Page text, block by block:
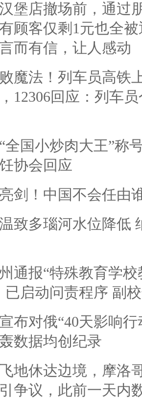
堡店撤场前，通过
顾客仅剩1元也全
而有信，让人感动
魔法！列车员高铁
12306回应：列车
全国小炒肉大王”称
协会回应
剑！中国不会任由
致多瑙河水位降低
通报“特殊教育学
已启动问责程序 副
布对俄“40天影响
数据均创纪录
地休达边境，摩洛
争议，此前一天内